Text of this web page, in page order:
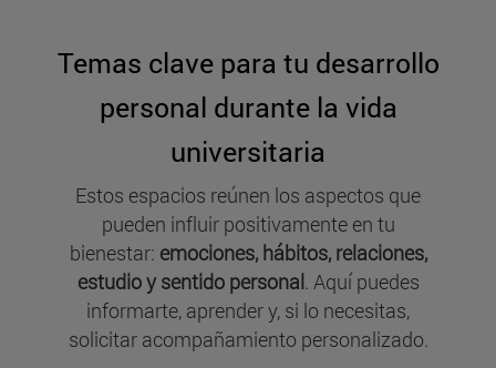
Temas clave para tu desarrollo
personal durante la vida
universitaria
Estos espacios reúnen los aspectos que
pueden influir positivamente en tu
bienestar: emociones, hábitos, relaciones,
estudio y sentido personal. Aquí puedes
informarte, aprender y, si lo necesitas,
solicitar acompañamiento personalizado.